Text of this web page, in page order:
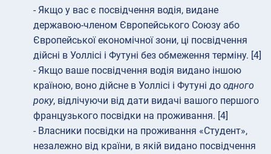
- Якщо у вас є посвідчення водія, видане
державою-членом Європейського Союзу або
Європейської економічної зони, ці посвідчення
дійсні в Уоллісі і Футуні без обмеження терміну. [4]
- Якщо ваше посвідчення водія видано іншою
країною, воно дійсне в Уоллісі і Футуні до одного
року, відлічуючи від дати видачі вашого першого
французького посвідки на проживання. [4]
- Власники посвідки на проживання «Студент»,
незалежно від країни, в якій видано посвідчення